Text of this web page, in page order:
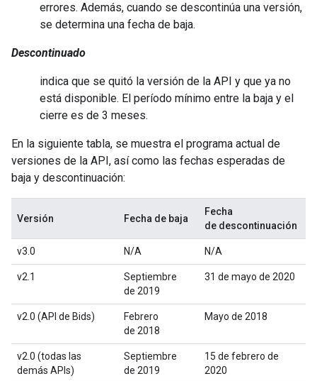
errores. Además, cuando se descontinúa una versión,
se determina una fecha de baja.
Descontinuado
indica que se quitó la versión de la API y que ya no
está disponible. El período mínimo entre la baja y el
cierre es de 3 meses.
En la siguiente tabla, se muestra el programa actual de
versiones de la API, así como las fechas esperadas de
baja y descontinuación:
Versión Fecha de baja
Fecha
de descontinuación
v3.0 N/A N/A
v2.1
Septiembre
de 2019
31 de mayo de 2020
v2.0 (API de Bids)
Febrero
de 2018
Mayo de 2018
v2.0 (todas las
demás APIs)
Septiembre
de 2019
15 de febrero de
2020